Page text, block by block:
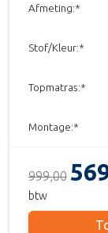
Afmeting:*
Stof/Kleur:*
Topmatras:*
Montage:*
999,00
btw